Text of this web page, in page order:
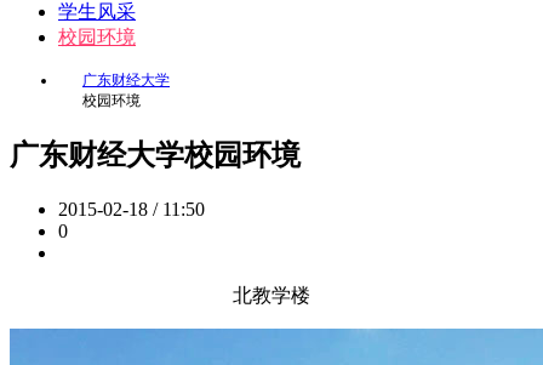
学生风采
校园环境
广东财经大学
校园环境
广东财经大学校园环境
2015-02-18 / 11:50
0
北教学楼